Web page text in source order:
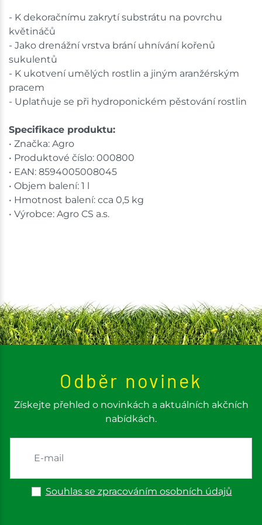
- K dekoračnímu zakrytí substrátu na povrchu
květináčů
- Jako drenážní vrstva brání uhnívání kořenů
sukulentů
- K ukotvení umělých rostlin a jiným aranžérským
pracem
- Uplatňuje se při hydroponickém pěstování rostlin
Specifikace produktu:
• Značka: Agro
• Produktové číslo: 000800
• EAN: 8594005008045
• Objem balení: 1 l
• Hmotnost balení: cca 0,5 kg
• Výrobce: Agro CS a.s.
Odběr novinek
Získejte přehled o novinkách a aktuálních akčních
nabídkách.
Souhlas se zpracováním osobních údajů